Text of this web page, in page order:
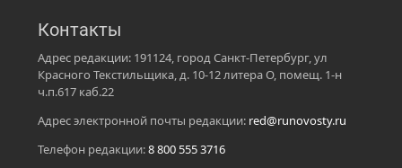
Контакты
Адрес редакции: 191124, город Санкт-Петербург, ул
Красного Текстильщика, д. 10-12 литера О, помещ. 1-н
ч.п.617 каб.22
Адрес электронной почты редакции: red@runovosty.ru
Телефон редакции:8 800 555 3716